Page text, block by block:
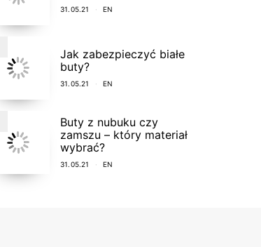
31.05.21 EN
Jak zabezpieczyć białe
buty?
31.05.21 EN
Buty z nubuku czy
zamszu – który materiał
wybrać?
31.05.21 EN